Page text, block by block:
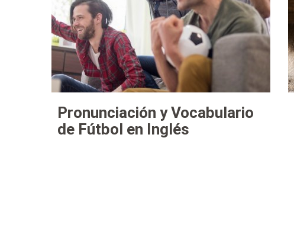
Pronunciación y Vocabulario
de Fútbol en Inglés